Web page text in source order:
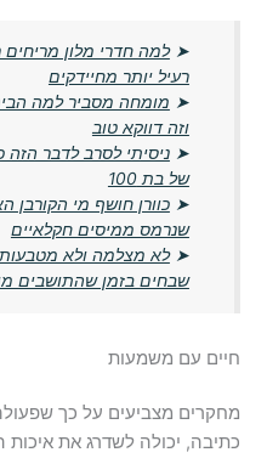
➤למה חדרי מלון מריחים
רעיל יותר מחיידקים
➤ מומחה מסביר למה
וזה דווקא טוב
➤ניסיתי לסרב לדבר הזה
של בת 100
➤כוורן חושף מי הקורבן
שנרמס ממיסים חקלאיים
➤לא מצלמה ולא
שבחים בזמן שהתושבים
חיים עם משמעות
מחקרים מצביעים על כך